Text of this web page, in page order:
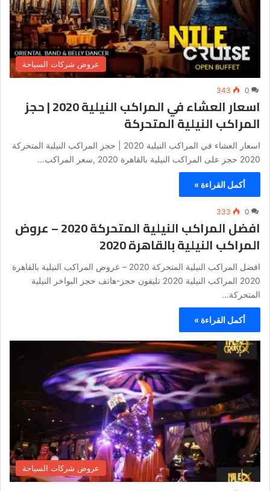
عروض شركات السياحة
0
343
اسعار العشاء في المراكب النيلية 2020 | حجز
المراكب النيلية المتحركة
اسعار العشاء في المراكب النيلية 2020 | حجز المراكب النيلية المتحركة
2020 حجز على المراكب النيلية بالقاهرة 2020 ,سعر المراكب…
أكمل القراءة »
0
333
افضل المراكب النيلية المتحركة 2020 – عروض
المراكب النيلية بالقاهرة 2020
افضل المراكب النيلية المتحركة 2020 – عروض المراكب النيلية بالقاهرة
2020 المراكب النيلية 2020 تليفون حجز-هاتف حجز البواخر النيلية
المتحركة…
أكمل القراءة »
عروض شركات السياحة